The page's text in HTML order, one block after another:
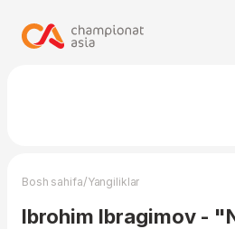
Bosh sahifa/Yangiliklar
Ibrohim Ibragimov -